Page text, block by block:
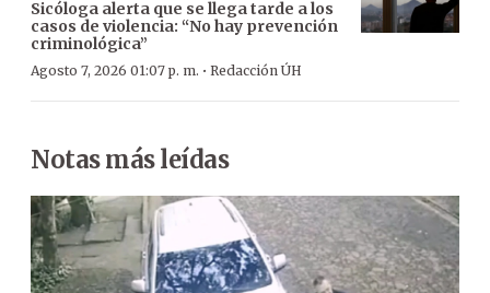
Sicóloga alerta que se llega tarde a los
casos de violencia: “No hay prevención
criminológica”
Agosto 7, 2026 01:07 p. m. · Redacción ÚH
Notas más leídas